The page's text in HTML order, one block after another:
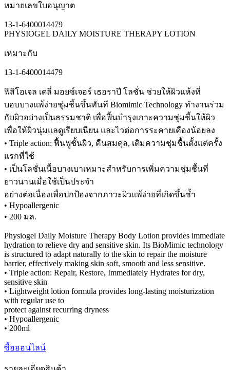
หมายเลขใบอนุญาต
13-1-6400014479
PHYSIOGEL DAILY MOISTURE THERAPY LOTION
เหมาะกับ
13-1-6400014479
ฟิสิโอเจล เดลี่ มอยซ์เจอร์ เธอราปี โลชั่น ช่วยให้ผิวแห้งที่
บอบบางแพ้ง่ายชุ่มชี้นขึ้นทันที Biomimic Technology ทำงานร่วม
กับผิวอย่างเป็นธรรมชาติ เพื่อฟื้นบำรุงเกาะความชุ่มชี้นให้ผิว
เพื่อให้ผิวนุ่มแลดูเรียบเนียน และไวต่อการระคายเคืองน้อยลง
• Triple action: ฟื้นฟูชั้นผิว, คืนสมดุล, เติมความชุ่มชื้นตั้งแต่ครั้ง
แรกที่ใช้
• เป็นโลชั่นเนื้อบางเบาเหมาะสำหรับการเพิ่มความชุ่มชื้นที่
ยาวนานเมื่อใช้เป็นประจำ
อย่างต่อเนื่องเพื่อปกป้องจากภาวะผิวแพ้ง่ายที่เกิดขึ้นซ้ำ
• Hypoallergenic
• 200 มล.
Physiogel Daily Moisture Therapy Body Lotion provides immediate
hydration to relieve dry and sensitive skin. Its BioMimic technology
is structured to adapt naturally to the skin to repair the moisture
barrier, effectively making skin soft, smooth and less sensitive.
• Triple action: Repair, Restore, Immediately Hydrates for dry,
sensitive skin
• Lightweight lotion formula provides long-lasting moisturization
with regular use to
protect against recurring dryness
• Hypoallergenic
• 200ml
ซื้อออนไลน์